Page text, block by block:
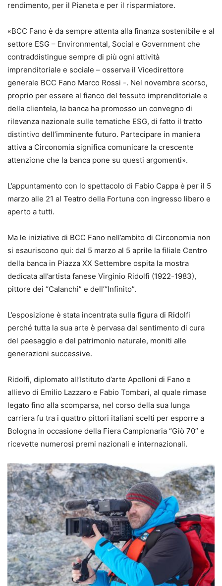
rendimento, per il Pianeta e per il risparmiatore.
«BCC Fano è da sempre attenta alla finanza sostenibile e al
settore ESG – Environmental, Social e Government che
contraddistingue sempre di più ogni attività
imprenditoriale e sociale – osserva il Vicedirettore
generale BCC Fano Marco Rossi -. Nel novembre scorso,
proprio per essere al fianco del tessuto imprenditoriale e
della clientela, la banca ha promosso un convegno di
rilevanza nazionale sulle tematiche ESG, di fatto il tratto
distintivo dell’imminente futuro. Partecipare in maniera
attiva a Circonomia significa comunicare la crescente
attenzione che la banca pone su questi argomenti».
L’appuntamento con lo spettacolo di Fabio Cappa è per il 5
marzo alle 21 al Teatro della Fortuna con ingresso libero e
aperto a tutti.
Ma le iniziative di BCC Fano nell’ambito di Circonomia non
si esauriscono qui: dal 5 marzo al 5 aprile la filiale Centro
della banca in Piazza XX Settembre ospita la mostra
dedicata all’artista fanese Virginio Ridolfi (1922-1983),
pittore dei “Calanchi” e dell’“Infinito”.
L’esposizione è stata incentrata sulla figura di Ridolfi
perché tutta la sua arte è pervasa dal sentimento di cura
del paesaggio e del patrimonio naturale, moniti alle
generazioni successive.
Ridolfi, diplomato all’Istituto d’arte Apolloni di Fano e
allievo di Emilio Lazzaro e Fabio Tombari, al quale rimase
legato fino alla scomparsa, nel corso della sua lunga
carriera fu tra i quattro pittori italiani scelti per esporre a
Bologna in occasione della Fiera Campionaria “Giò 70” e
ricevette numerosi premi nazionali e internazionali.